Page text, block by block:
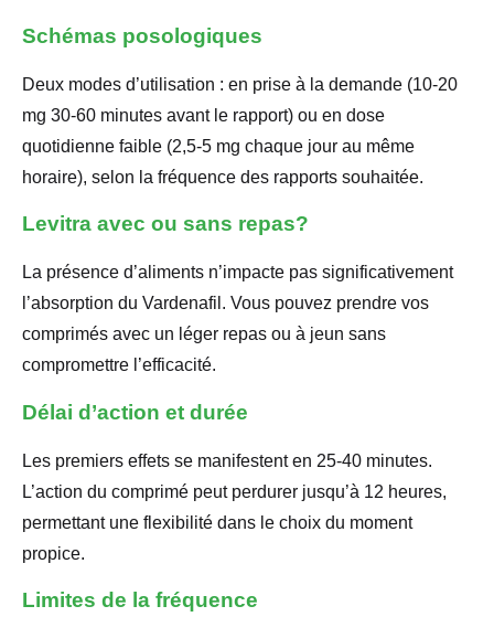
Schémas posologiques
Deux modes d’utilisation : en prise à la demande (10-20
mg 30-60 minutes avant le rapport) ou en dose
quotidienne faible (2,5-5 mg chaque jour au même
horaire), selon la fréquence des rapports souhaitée.
Levitra avec ou sans repas?
La présence d’aliments n’impacte pas significativement
l’absorption du Vardenafil. Vous pouvez prendre vos
comprimés avec un léger repas ou à jeun sans
compromettre l’efficacité.
Délai d’action et durée
Les premiers effets se manifestent en 25-40 minutes.
L’action du comprimé peut perdurer jusqu’à 12 heures,
permettant une flexibilité dans le choix du moment
propice.
Limites de la fréquence